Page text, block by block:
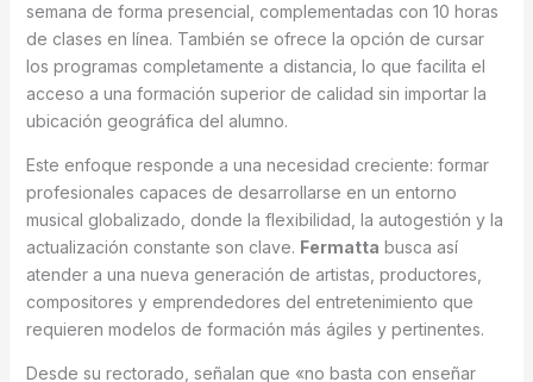
semana de forma presencial, complementadas con 10 horas
de clases en línea. También se ofrece la opción de cursar
los programas completamente a distancia, lo que facilita el
acceso a una formación superior de calidad sin importar la
ubicación geográfica del alumno.
Este enfoque responde a una necesidad creciente: formar
profesionales capaces de desarrollarse en un entorno
musical globalizado, donde la flexibilidad, la autogestión y la
actualización constante son clave. Fermatta busca así
atender a una nueva generación de artistas, productores,
compositores y emprendedores del entretenimiento que
requieren modelos de formación más ágiles y pertinentes.
Desde su rectorado, señalan que «no basta con enseñar